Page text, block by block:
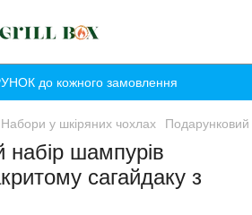
до кожного замовлення
Набори у шкіряних чохлах Подарунковий
набір шампурів
сагайдаку з